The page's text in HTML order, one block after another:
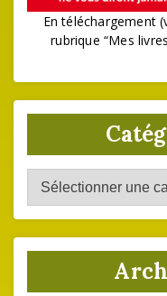
En téléchargement
rubrique “Mes
Catégories
du
site